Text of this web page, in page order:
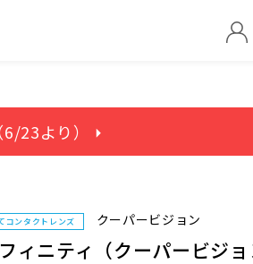
6/23より） ⏵
コンタクトレンズ クーパービジョン
ィニティ（クーパービジ